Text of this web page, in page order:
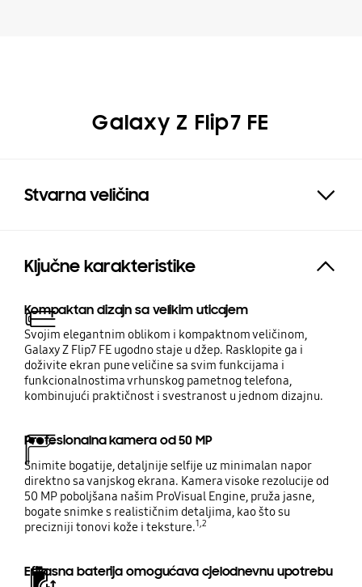
Galaxy Z Flip7 FE
Stvarna veličina
Ključne karakteristike
Kompaktan dizajn sa velikim uticajem
Svojim elegantnim oblikom i kompaktnom veličinom,
Galaxy Z Flip7 FE ugodno staje u džep. Rasklopite ga i
doživite ekran pune veličine sa svim funkcijama i
funkcionalnostima vrhunskog pametnog telefona,
kombinujući praktičnost i svestranost u jednom dizajnu.
Profesionalna kamera od 50 MP
Snimite bogatije, detaljnije selfije uz minimalan napor
direktno sa vanjskog ekrana. Kamera visoke rezolucije od
50 MP poboljšana našim ProVisual Engine, pruža jasne,
bogate snimke s realističnim detaljima, kao što su
precizniji tonovi kože i teksture.1,2
Efikasna baterija omogućava cjelodnevnu upotrebu